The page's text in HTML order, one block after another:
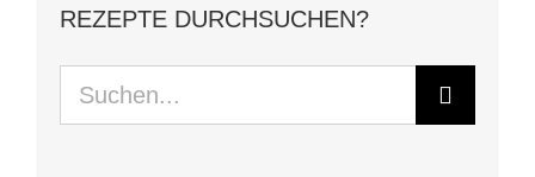
REZEPTE DURCHSUCHEN?
Suche
nach: